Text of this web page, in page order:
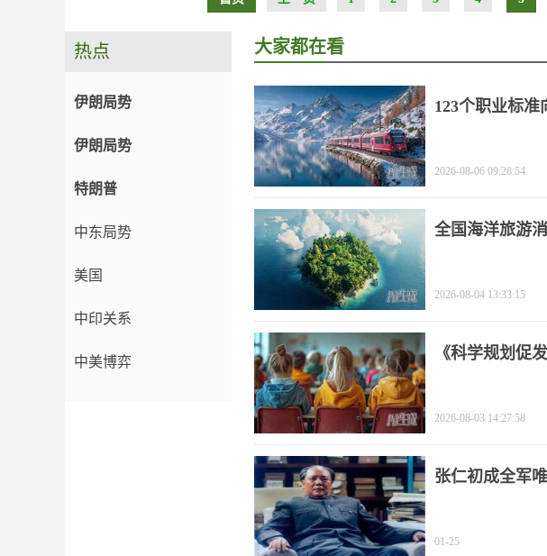
热点
伊朗局势
伊朗局势
特朗普
中东局势
美国
中印关系
中美博弈
大家都在看
123个职业标
2026-08-06 09:28:54
全国海洋旅游
2026-08-04 13:33:15
《科学规划促
2026-08-03 14:27:58
张仁初成全军
01-25